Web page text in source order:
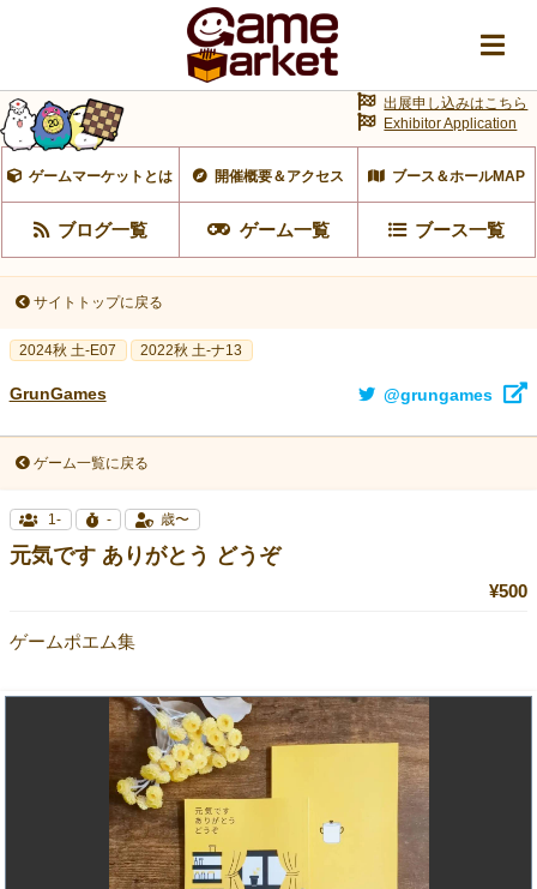
ゲームマーケットとは 開催概要＆アクセス ブース＆ホールMAP
ブログ一覧 ゲーム一覧 ブース一覧
出展申し込みはこちら
Exhibitor Application
サイトトップに戻る
2024秋 土-E07 2022秋 土-ナ13
GrunGames @grungames
ゲーム一覧に戻る
1- - 歳〜
元気です ありがとう どうぞ
¥500
ゲームポエム集